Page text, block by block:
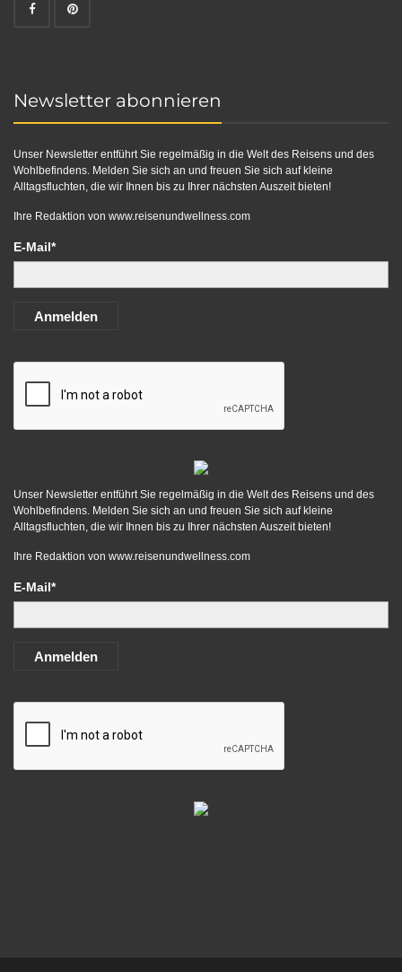
Newsletter abonnieren
Unser Newsletter entführt Sie regelmäßig in die Welt des Reisens und des
Wohlbefindens. Melden Sie sich an und freuen Sie sich auf kleine
Alltagsfluchten, die wir Ihnen bis zu Ihrer nächsten Auszeit bieten!
Ihre Redaktion von www.reisenundwellness.com
E-Mail*
Anmelden
Unser Newsletter entführt Sie regelmäßig in die Welt des Reisens und des
Wohlbefindens. Melden Sie sich an und freuen Sie sich auf kleine
Alltagsfluchten, die wir Ihnen bis zu Ihrer nächsten Auszeit bieten!
Ihre Redaktion von www.reisenundwellness.com
E-Mail*
Anmelden